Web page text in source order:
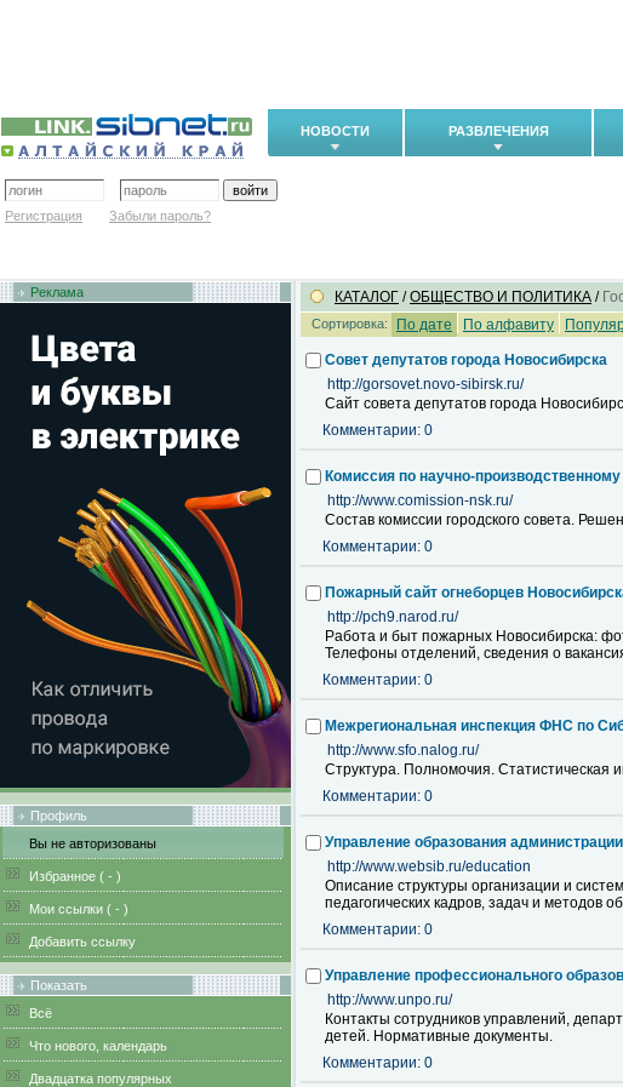
НОВОСТИ РАЗВЛЕЧЕНИЯ
Регистрация Забыли пароль?
Реклама
Профиль
Вы не авторизованы
Избранное ( - )
Мои ссылки ( - )
Добавить ссылку
Показать
Всё
Что нового, календарь
Двадцатка популярных
КАТАЛОГ /ОБЩЕСТВО И ПОЛИТИКА /
Сортировка: По дате По алфавиту
Совет депутатов города Новосибирска
http://gorsovet.novo-sibirsk.ru/
Сайт совета депутатов города
Комментарии: 0
Комиссия по научно-
http://www.comission-nsk.ru/
Состав комиссии городского совета.
Комментарии: 0
Пожарный сайт огнеборцев
http://pch9.narod.ru/
Работа и быт пожарных Новосибирска:
Телефоны отделений, сведения о
Комментарии: 0
Межрегиональная инспекция ФНС по
http://www.sfo.nalog.ru/
Структура. Полномочия. Статистическая
Комментарии: 0
Управление образования
http://www.websib.ru/education
Описание структуры организации и
педагогических кадров, задач и методов
Комментарии: 0
Управление профессионального
http://www.unpo.ru/
Контакты сотрудников управлений,
детей. Нормативные документы.
Комментарии: 0